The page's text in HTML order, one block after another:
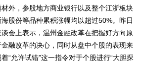
外，参股地方商业银行以及整个江浙板块
股份等品种累积涨幅均以超过50%。昨日
会上表示，温州金融改革在把握好方向原
融改革的决心，同时从盘中个股的表现来
“允许试错”这一指令对于个股进行“大胆探